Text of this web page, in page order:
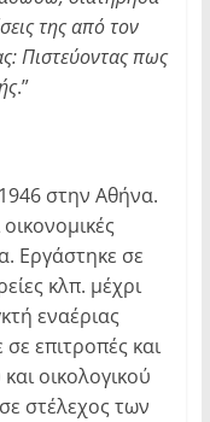
της από τον
Πιστεύοντας πως
.”
στην Αθήνα.
Εργάστηκε σε
κλπ. μέχρι
εναέριας
επιτροπές και
οικολογικού
στέλεχος των